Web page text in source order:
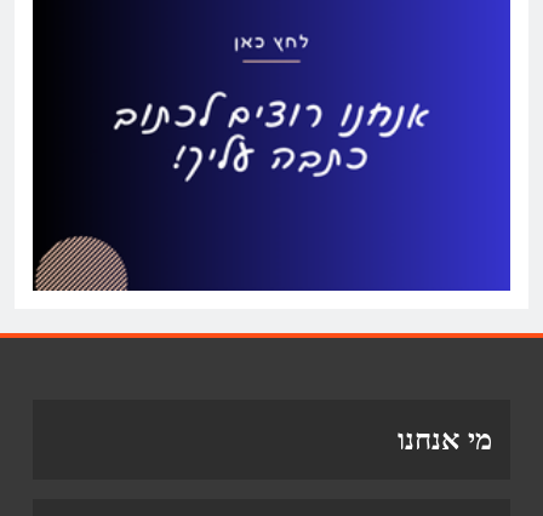
מי אנחנו